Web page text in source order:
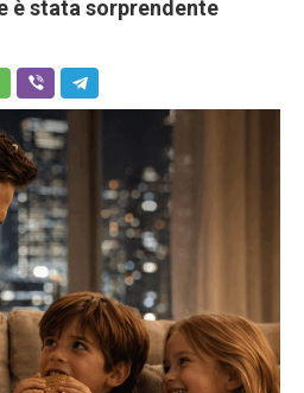
è stata sorprendente